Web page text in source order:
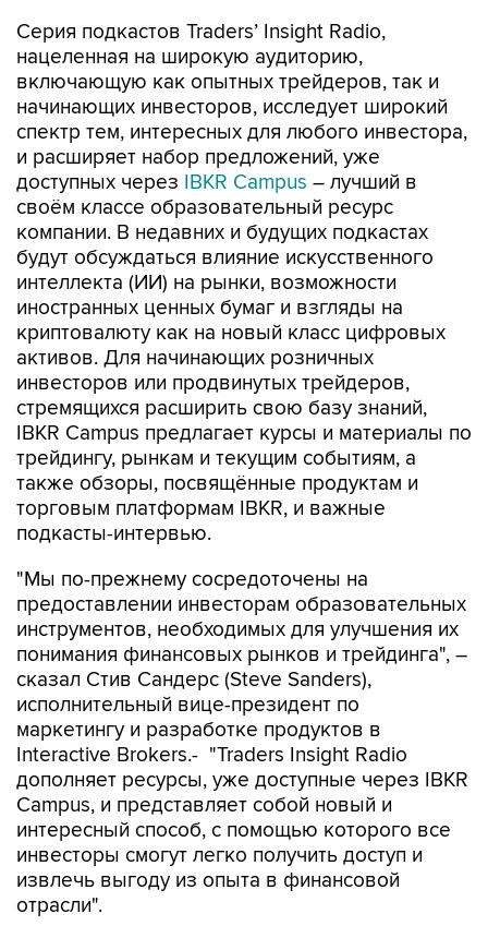
Серия подкастов Traders’ Insight Radio,
нацеленная на широкую аудиторию,
включающую как опытных трейдеров, так и
начинающих инвесторов, исследует широкий
спектр тем, интересных для любого инвестора,
и расширяет набор предложений, уже
доступных через IBKR Campus – лучший в
своём классе образовательный ресурс
компании. В недавних и будущих подкастах
будут обсуждаться влияние искусственного
интеллекта (ИИ) на рынки, возможности
иностранных ценных бумаг и взгляды на
криптовалюту как на новый класс цифровых
активов. Для начинающих розничных
инвесторов или продвинутых трейдеров,
стремящихся расширить свою базу знаний,
IBKR Campus предлагает курсы и материалы по
трейдингу, рынкам и текущим событиям, а
также обзоры, посвящённые продуктам и
торговым платформам IBKR, и важные
подкасты-интервью.
"Мы по-прежнему сосредоточены на
предоставлении инвесторам образовательных
инструментов, необходимых для улучшения их
понимания финансовых рынков и трейдинга", –
сказал Стив Сандерс (Steve Sanders),
исполнительный вице-президент по
маркетингу и разработке продуктов в
Interactive Brokers.- "Traders Insight Radio
дополняет ресурсы, уже доступные через IBKR
Campus, и представляет собой новый и
интересный способ, с помощью которого все
инвесторы смогут легко получить доступ и
извлечь выгоду из опыта в финансовой
отрасли".